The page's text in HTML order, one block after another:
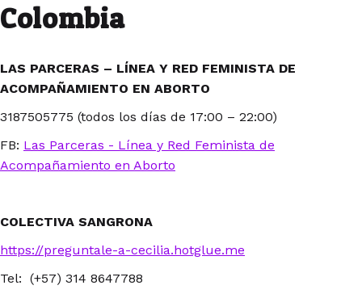
Colombia
LAS PARCERAS – LÍNEA Y RED FEMINISTA DE
ACOMPAÑAMIENTO EN ABORTO
3187505775 (todos los días de 17:00 – 22:00)
FB: Las Parceras - Línea y Red Feminista de
Acompañamiento en Aborto
COLECTIVA SANGRONA
https://preguntale-a-cecilia.hotglue.me
Tel: (+57) 314 8647788